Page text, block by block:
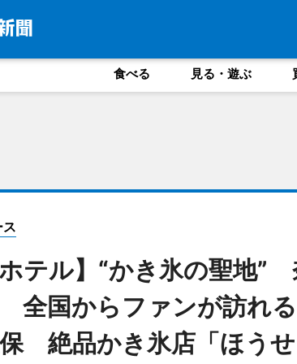
食べる 見る・遊ぶ
ホテル】“かき氷の聖地”
全国からファンが訪れ
絶品かき氷店「ほう